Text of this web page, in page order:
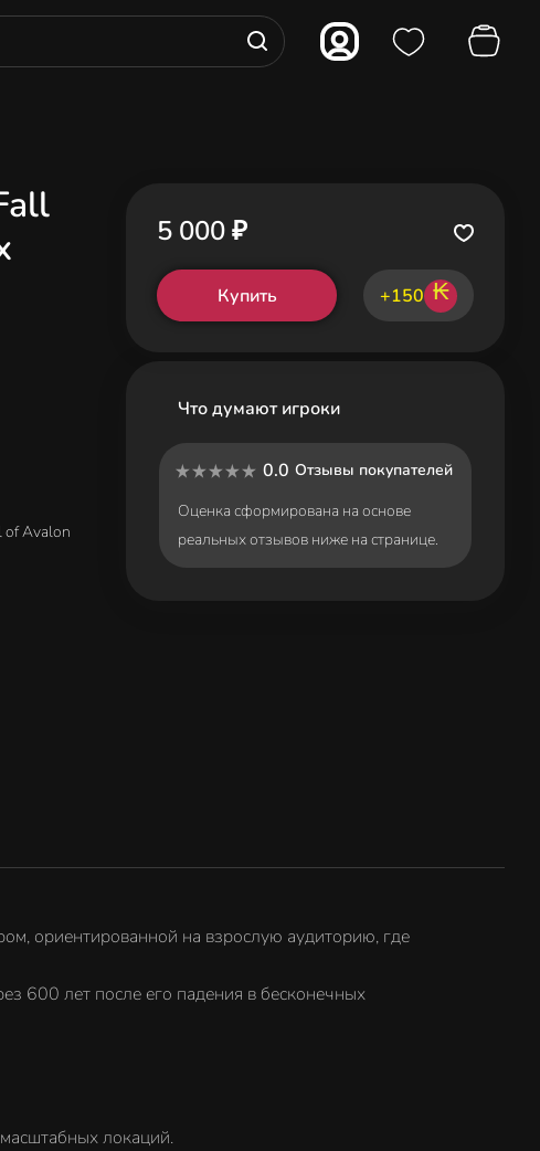
of Avalon
5 000 ₽
Купить +150 ₭
Что думают игроки
0.0 Отзывы покупателей
Оценка сформирована на основе
реальных отзывов ниже на странице.
ориентированной на взрослую аудиторию, где
600 лет после его падения в бесконечных
локаций.